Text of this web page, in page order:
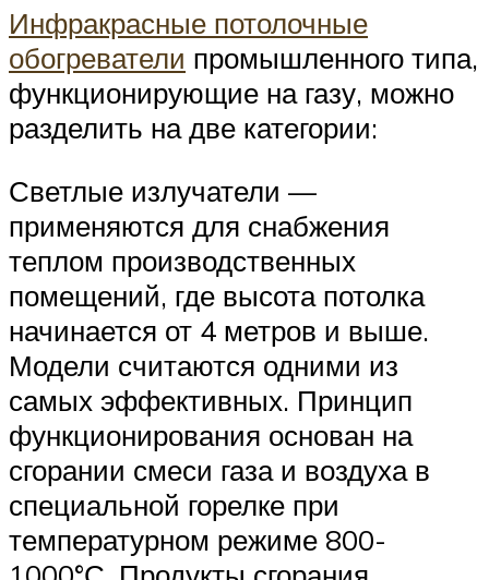
Инфракрасные потолочные
обогреватели промышленного типа,
функционирующие на газу, можно
разделить на две категории:
Светлые излучатели —
применяются для снабжения
теплом производственных
помещений, где высота потолка
начинается от 4 метров и выше.
Модели считаются одними из
самых эффективных. Принцип
функционирования основан на
сгорании смеси газа и воздуха в
специальной горелке при
температурном режиме 800-